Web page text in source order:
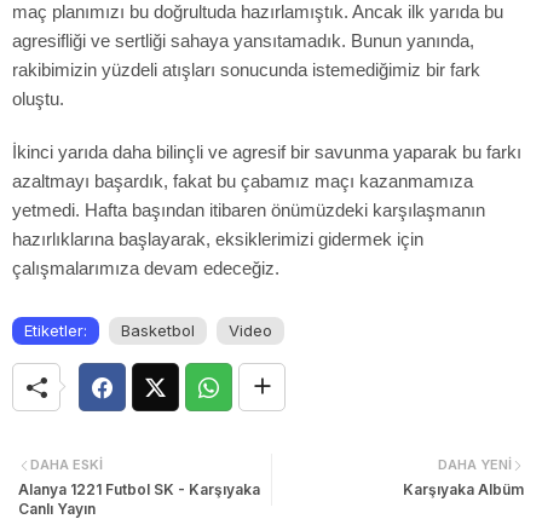
maç planımızı bu doğrultuda hazırlamıştık. Ancak ilk yarıda bu
agresifliği ve sertliği sahaya yansıtamadık. Bunun yanında,
rakibimizin yüzdeli atışları sonucunda istemediğimiz bir fark
oluştu.
İkinci yarıda daha bilinçli ve agresif bir savunma yaparak bu farkı
azaltmayı başardık, fakat bu çabamız maçı kazanmamıza
yetmedi. Hafta başından itibaren önümüzdeki karşılaşmanın
hazırlıklarına başlayarak, eksiklerimizi gidermek için
çalışmalarımıza devam edeceğiz.
Etiketler: Basketbol Video
DAHA YENI
Karşıyaka Albüm
DAHA ESKI
Alanya 1221 Futbol SK - Karşıyaka
Canlı Yayın